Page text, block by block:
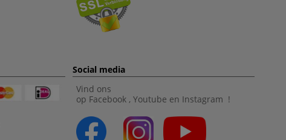
Social media
Vind ons
op Facebook , Youtube en Instagram !